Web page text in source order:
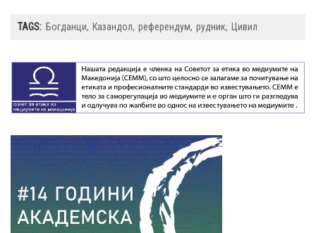
TAGS: Богданци Казандол референдум рудник Цивил